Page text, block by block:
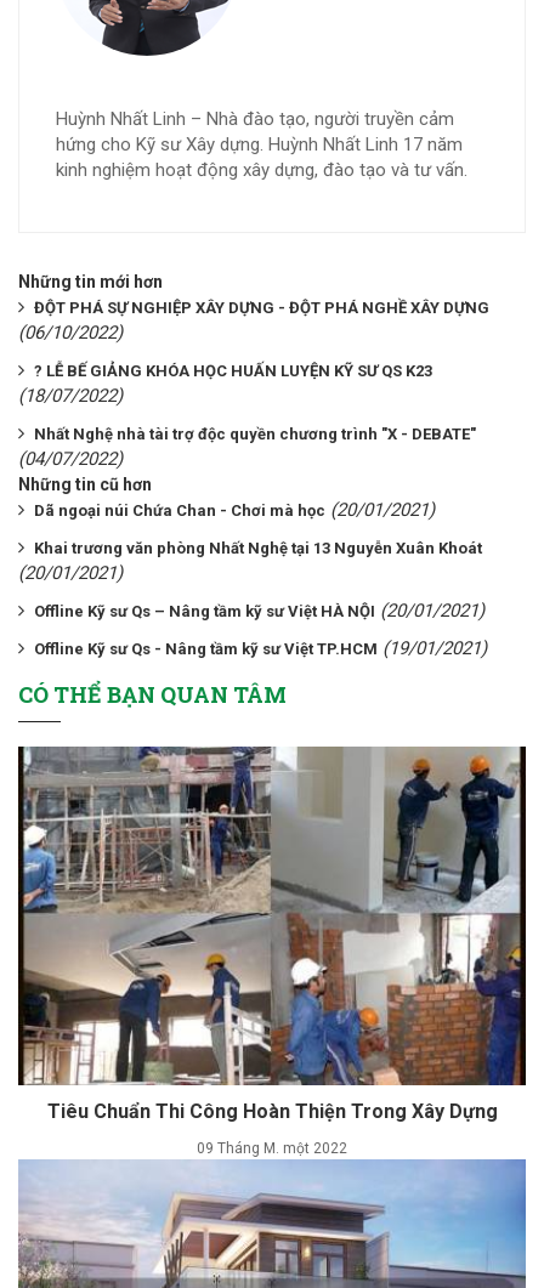
Huỳnh Nhất Linh – Nhà đào tạo, người truyền cảm
hứng cho Kỹ sư Xây dựng. Huỳnh Nhất Linh 17 năm
kinh nghiệm hoạt động xây dựng, đào tạo và tư vấn.
Những tin mới hơn
ĐỘT PHÁ SỰ NGHIỆP XÂY DỰNG - ĐỘT PHÁ NGHỀ XÂY DỰNG
(06/10/2022)
? LỄ BẾ GIẢNG KHÓA HỌC HUẤN LUYỆN KỸ SƯ QS K23
(18/07/2022)
Nhất Nghệ nhà tài trợ độc quyền chương trình "X - DEBATE"
(04/07/2022)
Những tin cũ hơn
Dã ngoại núi Chứa Chan - Chơi mà học (20/01/2021)
Khai trương văn phòng Nhất Nghệ tại 13 Nguyễn Xuân Khoát
(20/01/2021)
Offline Kỹ sư Qs – Nâng tầm kỹ sư Việt HÀ NỘI (20/01/2021)
Offline Kỹ sư Qs - Nâng tầm kỹ sư Việt TP.HCM (19/01/2021)
CÓ THỂ BẠN QUAN TÂM
Tiêu Chuẩn Thi Công Hoàn Thiện Trong Xây Dựng
09 Tháng M. một 2022